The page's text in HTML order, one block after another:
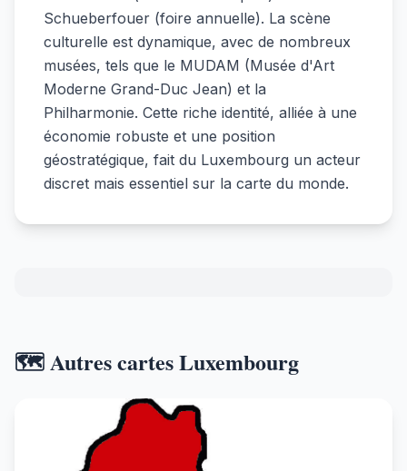
Schueberfouer (foire annuelle). La scène
culturelle est dynamique, avec de nombreux
musées, tels que le MUDAM (Musée d'Art
Moderne Grand-Duc Jean) et la
Philharmonie. Cette riche identité, alliée à une
économie robuste et une position
géostratégique, fait du Luxembourg un acteur
discret mais essentiel sur la carte du monde.
🗺️ Autres cartes Luxembourg